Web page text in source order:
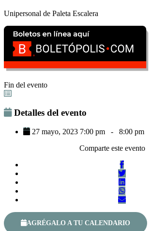
Unipersonal de Paleta Escalera
Fin del evento
Detalles del evento
27 mayo, 2023 7:00 pm -
8:00 pm
Comparte este evento
AGRÉGALO A TU CALENDARIO